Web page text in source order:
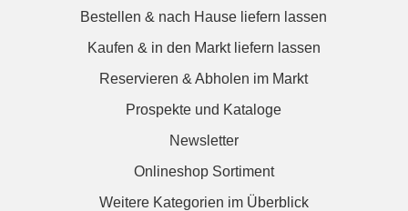
Bestellen & nach Hause liefern lassen
Kaufen & in den Markt liefern lassen
Reservieren & Abholen im Markt
Prospekte und Kataloge
Newsletter
Onlineshop Sortiment
Weitere Kategorien im Überblick